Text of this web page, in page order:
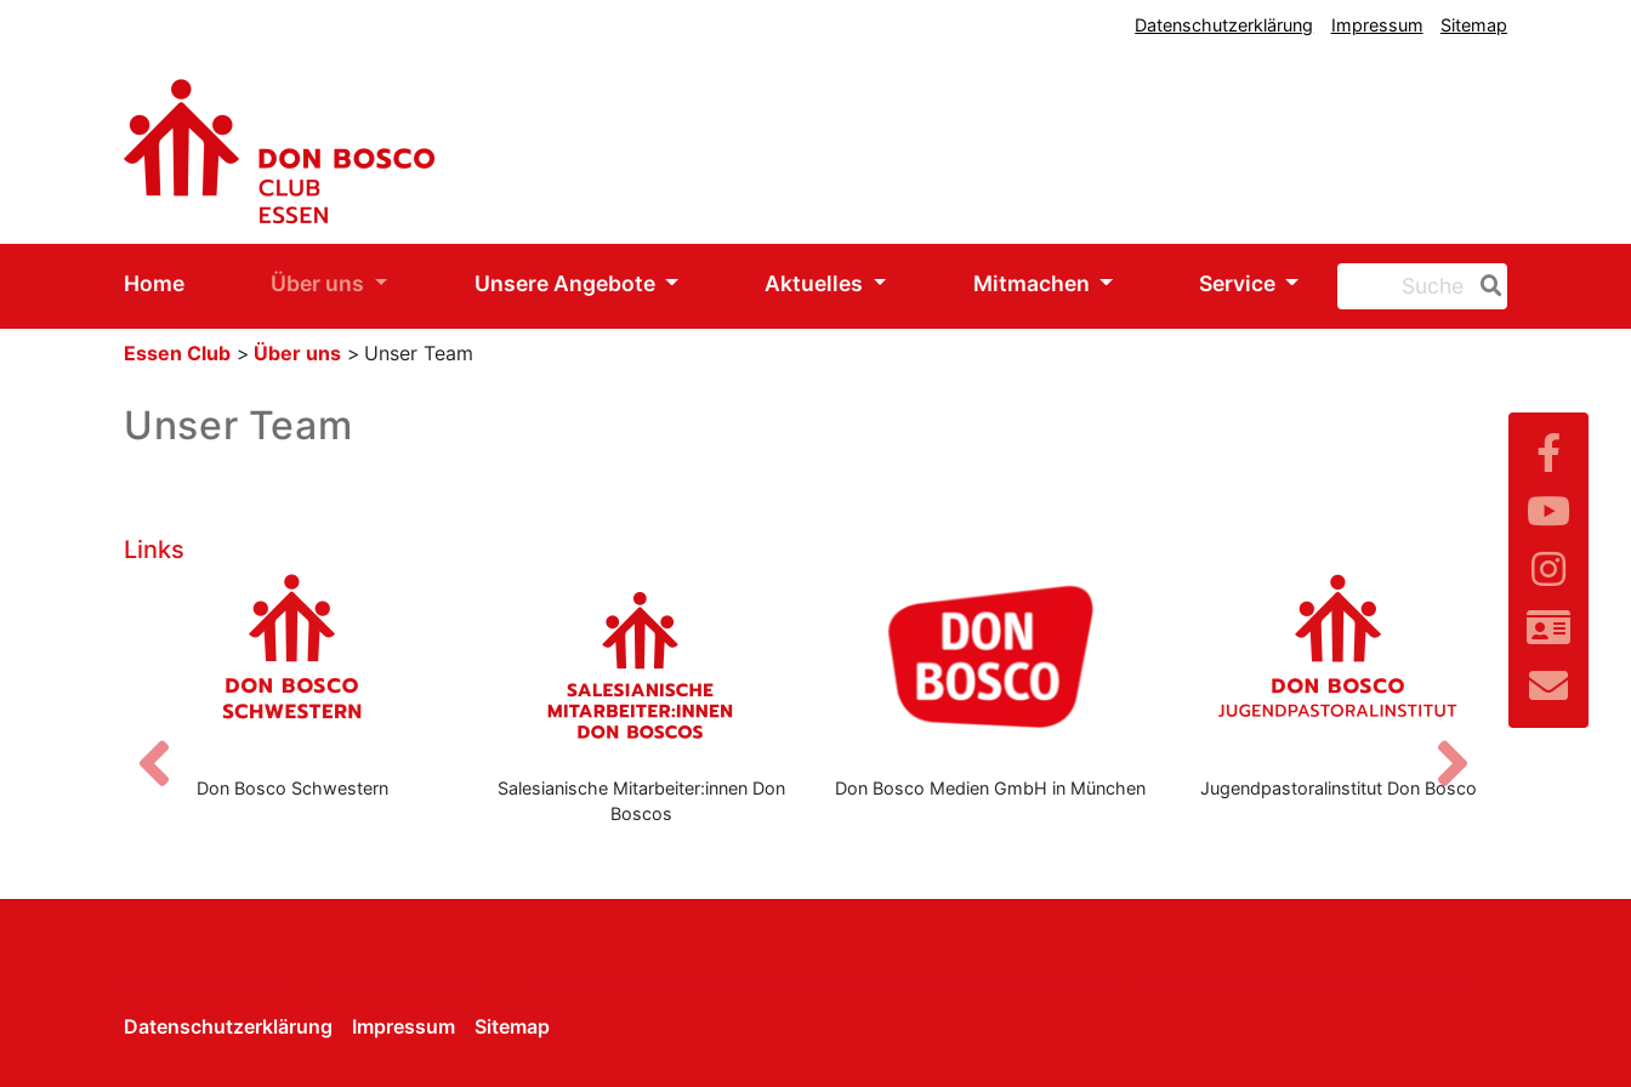
Datenschutzerklärung Impressum Sitemap
Home Über uns Unsere Angebote Aktuelles Mitmachen Service
Essen Club > Über uns > Unser Team
Unser Team
Links
Don Bosco Schwestern
Salesianische Mitarbeiter:innen Don
Boscos
Don Bosco Medien GmbH in München Jugendpastoralinstitut Don Bosco
Zurück Vor
Datenschutzerklärung Impressum Sitemap